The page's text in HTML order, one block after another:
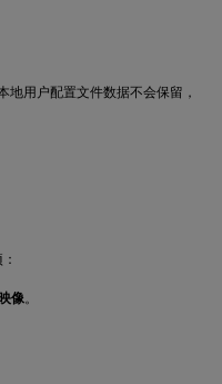
地用户配置文件数据不会保留，
像 。